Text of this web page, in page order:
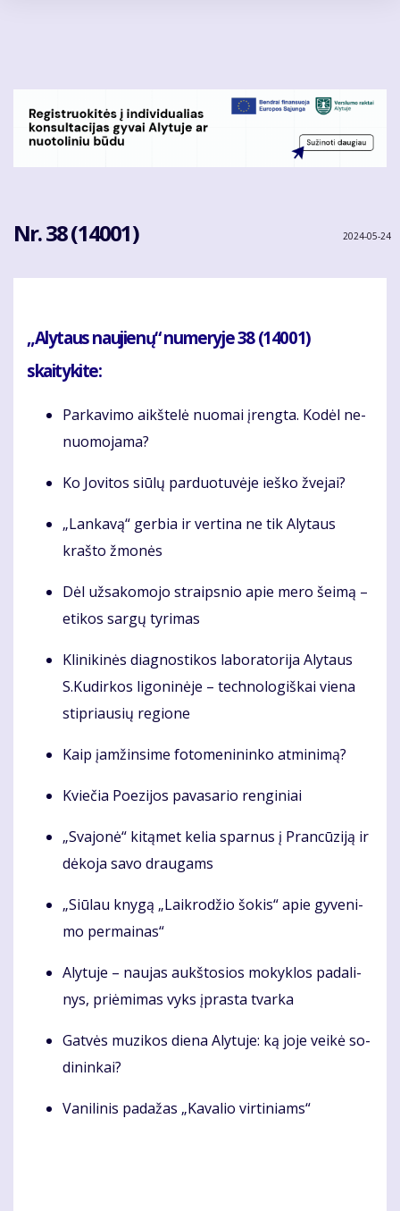
Nr. 38 (14001) 2024-05-24
„Alytaus naujienų“ numeryje 38 (14001)
skaitykite:
Par­ka­vi­mo aikš­te­lė nuo­mai įreng­ta. Ko­dėl ne­
nu­omo­ja­ma?
Ko Jo­vi­tos siū­lų par­duo­tu­vė­je ieš­ko žve­jai?
„Lan­ka­vą“ ger­bia ir ver­ti­na ne tik Aly­taus
kraš­to žmo­nės
Dėl už­sa­ko­mo­jo straips­nio apie me­ro šei­mą –
eti­kos sar­gų ty­ri­mas
Kli­ni­ki­nės diag­nos­ti­kos la­bo­ra­to­ri­ja Alytaus
S.Kudirkos ligoninėje – tech­no­lo­giš­kai vie­na
stip­riau­sių re­gio­ne
Kaip įam­žin­si­me fo­to­me­ni­nin­ko at­mi­ni­mą?
Kviečia Po­ezi­jos pa­va­sa­rio renginiai
„Sva­jo­nė“ ki­tą­met ke­lia spar­nus į Pran­cū­zi­ją ir
dė­ko­ja sa­vo drau­gams
„Siū­lau kny­gą „Laik­ro­džio šo­kis“ apie gy­ve­ni­
mo per­mai­nas“
Aly­tu­je – nau­jas aukš­to­sios mo­kyk­los pa­da­li­
nys, priė­mi­mas vyks įpras­ta tvar­ka
Gat­vės mu­zi­kos die­na Aly­tu­je: ką joje veikė so­
di­nin­kai?
Va­ni­li­nis pa­da­žas „Ka­va­lio vir­ti­niams“